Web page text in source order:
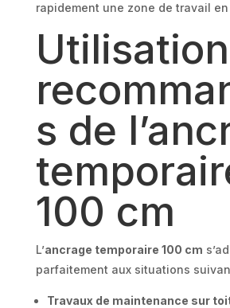
rapidement une zone de travail
s de
100 cm
L’ancrage temporaire 100 cm
parfaitement aux situations
Travaux de maintenance sur